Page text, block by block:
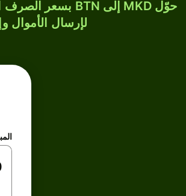
لإرسال الأموال